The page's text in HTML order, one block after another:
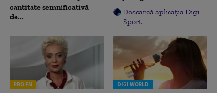
cantitate semnificativă
de...
Descarcă aplicația Digi
Sport
PRO FM DIGI WORLD